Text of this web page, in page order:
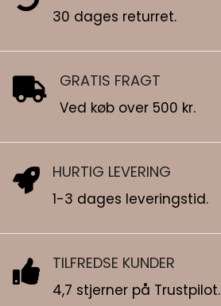
30 dages returret.
GRATIS FRAGT
Ved køb over 500 kr.
HURTIG LEVERING
1-3 dages leveringstid.
TILFREDSE KUNDER
4,7 stjerner på Trustpilot.